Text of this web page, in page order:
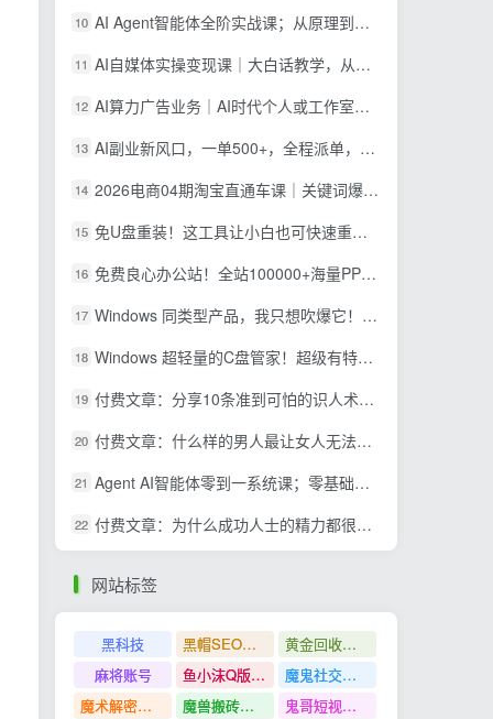
10 AI Agent智能体全阶实战课；从原理到实操全程手把手，无需编程基础也能搭建自动运行的智能体
11 AI自媒体实操变现课｜大白话教学，从短剧漫剧到动画制作，零基础也能掌握爆款内容创作与变现全流程
12 AI算力广告业务｜AI时代个人或工作室新赛道
13 AI副业新风口，一单500+，全程派单，0门槛直接干
14 2026电商04期淘宝直通车课｜关键词爆打矩阵，多计划低出价，新品爆款差异化投放实操教学
15 免U盘重装！这工具让小白也可快速重装 Windows，支持无人值守配置，数据无忧 CmzPrep_Rev2
16 免费良心办公站！全站100000+海量PPT素材免费下载，每日更新，分类清晰，免注册登录下载 爱PPT网
17 Windows 同类型产品，我只想吹爆它！把听歌变成了一场沉浸式视听现场，支持多平台歌单播放 Mineradio
18 Windows 超轻量的C盘管家！超级有特点，支持磁盘分析及清理提醒，2M大小体积，完全免费 C盘管家
19 付费文章：分享10条准到可怕的识人术术，希望能帮到大家。
20 付费文章：什么样的男人最让女人无法抵抗？
21 Agent AI智能体零到一系统课；零基础也能学会自动化实战，从核心概念到Coze工作流搭建完整覆盖
22 付费文章：为什么成功人士的精力都很旺盛？
网站标签
黑科技 黑帽SEO案例分析
黄金回收奢侈品
麻将账号
鱼小沫Q版人物团练课
魔鬼社交实战课全套课程
魔术解密教程
魔兽搬砖搞钱
鬼哥短视频底层逻辑